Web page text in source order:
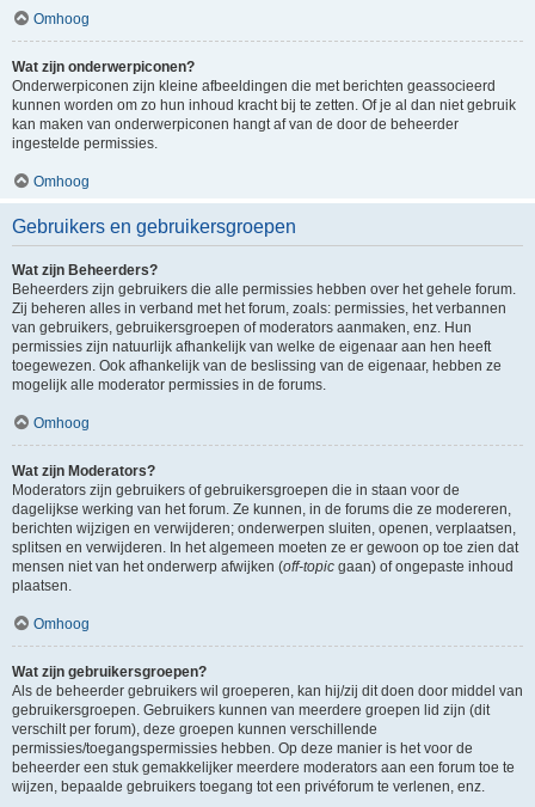
Omhoog
Wat zijn onderwerpiconen?
Onderwerpiconen zijn kleine afbeeldingen die met berichten geassocieerd
kunnen worden om zo hun inhoud kracht bij te zetten. Of je al dan niet gebruik
kan maken van onderwerpiconen hangt af van de door de beheerder
ingestelde permissies.
Omhoog
Gebruikers en gebruikersgroepen
Wat zijn Beheerders?
Beheerders zijn gebruikers die alle permissies hebben over het gehele forum.
Zij beheren alles in verband met het forum, zoals: permissies, het verbannen
van gebruikers, gebruikersgroepen of moderators aanmaken, enz. Hun
permissies zijn natuurlijk afhankelijk van welke de eigenaar aan hen heeft
toegewezen. Ook afhankelijk van de beslissing van de eigenaar, hebben ze
mogelijk alle moderator permissies in de forums.
Omhoog
Wat zijn Moderators?
Moderators zijn gebruikers of gebruikersgroepen die in staan voor de
dagelijkse werking van het forum. Ze kunnen, in de forums die ze modereren,
berichten wijzigen en verwijderen; onderwerpen sluiten, openen, verplaatsen,
splitsen en verwijderen. In het algemeen moeten ze er gewoon op toe zien dat
mensen niet van het onderwerp afwijken (off-topic gaan) of ongepaste inhoud
plaatsen.
Omhoog
Wat zijn gebruikersgroepen?
Als de beheerder gebruikers wil groeperen, kan hij/zij dit doen door middel van
gebruikersgroepen. Gebruikers kunnen van meerdere groepen lid zijn (dit
verschilt per forum), deze groepen kunnen verschillende
permissies/toegangspermissies hebben. Op deze manier is het voor de
beheerder een stuk gemakkelijker meerdere moderators aan een forum toe te
wijzen, bepaalde gebruikers toegang tot een privéforum te verlenen, enz.